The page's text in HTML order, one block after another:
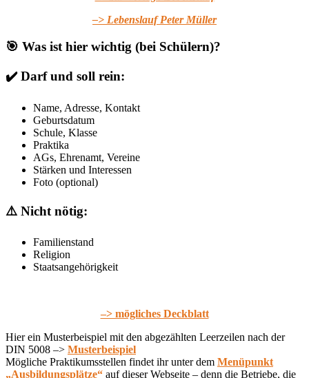
–> Lebenslauf Peter Müller
🎯 Was ist hier wichtig (bei Schülern)?
✔️ Darf und soll rein:
Name, Adresse, Kontakt
Geburtsdatum
Schule, Klasse
Praktika
AGs, Ehrenamt, Vereine
Stärken und Interessen
Foto (optional)
⚠️ Nicht nötig:
Familienstand
Religion
Staatsangehörigkeit
–> mögliches Deckblatt
Hier ein Musterbeispiel mit den abgezählten Leerzeilen nach der
DIN 5008 –> Musterbeispiel
Mögliche Praktikumsstellen findet ihr unter dem Menüpunkt
„Ausbildungsplätze“ auf dieser Webseite – denn die Betriebe, die